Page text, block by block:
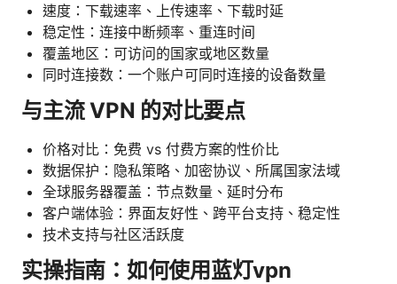
速度：下载速率、上传速率、下载时延
稳定性：连接中断频率、重连时间
覆盖地区：可访问的国家或地区数量
同时连接数：一个账户可同时连接的设备数量
与主流 VPN 的对比要点
价格对比：免费 vs 付费方案的性价比
数据保护：隐私策略、加密协议、所属国家法域
全球服务器覆盖：节点数量、延时分布
客户端体验：界面友好性、跨平台支持、稳定性
技术支持与社区活跃度
实操指南：如何使用蓝灯vpn